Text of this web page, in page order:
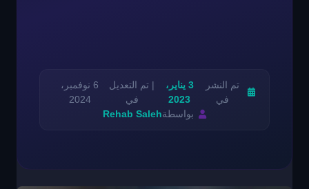
تم النشر
في
3 يناير،
2023
| تم التعديل
في
6 نوفمبر،
2024
بواسطةRehab Saleh